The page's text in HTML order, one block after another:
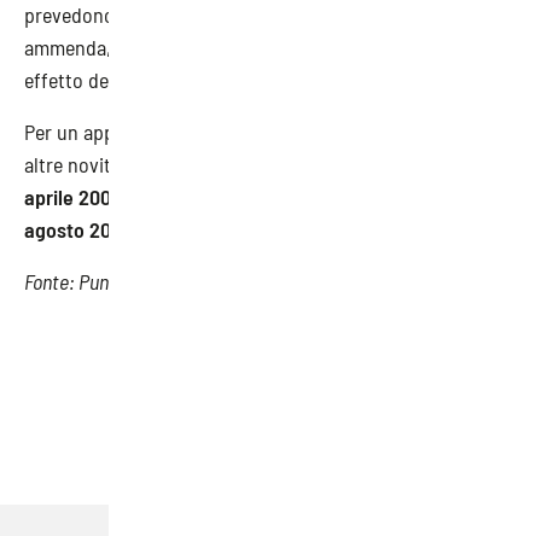
prevedono pene alternative dell’arresto o ammenda o solo
ammenda, con l’indicazione degli importi rivalutati per
effetto del D.D. n. 111/2023.
Per un approfondimento di queste Note INL e di tutte le
altre novità rimandiamo alla lettura integrale del “
aprile 2008, n. 81. Testo coordinato con il D.Lgs. 3
agosto 2009, n. 106 – versione novembre 2023
Fonte: Punto Sicuro